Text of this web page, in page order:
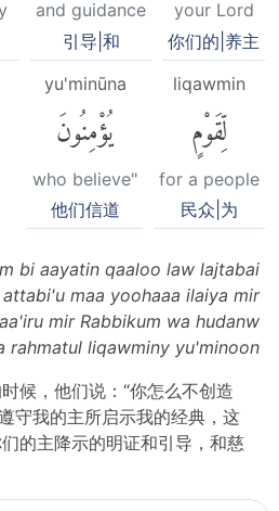
your Lord
你们的|养主
and guidance
引导|和
liqawmin
لِّقَوْمٍ
for a people
民众|为
yu'minūna
يُؤْمِنُونَ
who believe"
他们信道
bi aayatin qaaloo law lajtabai
maa yoohaaa ilaiya mir
mir Rabbikum wa hudanw
rahmatul liqawminy yu'minoon
候，他们说：“你怎么不创造
守我的主所启示我的经典，这
的主降示的明证和引导，和慈